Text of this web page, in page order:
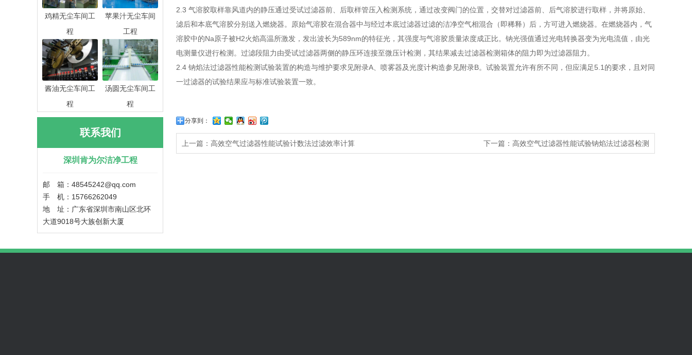
鸡精无尘车间工
程
苹果汁无尘车间
工程
酱油无尘车间工
程
汤圆无尘车间工
程
联系我们
深圳肯为尔洁净工程
邮 箱：48545242@qq.com
手 机：15766262049
地 址：广东省深圳市南山区北环
大道9018号大族创新大厦
2.3 气溶胶取样靠风道内的静压通过受试过滤器前、后取样管压入检测系统，通过改变阀门的位置，交替对过滤器前、后气溶胶进行取样，并将原始、
滤后和本底气溶胶分别送入燃烧器。原始气溶胶在混合器中与经过本底过滤器过滤的洁净空气相混合（即稀释）后，方可进入燃烧器。在燃烧器内，气
溶胶中的Na原子被H2火焰高温所激发，发出波长为589nm的特征光，其强度与气溶胶质量浓度成正比。钠光强值通过光电转换器变为光电流值，由光
电测量仪进行检测。过滤段阻力由受试过滤器两侧的静压环连接至微压计检测，其结果减去过滤器检测箱体的阻力即为过滤器阻力。
2.4 钠焰法过滤器性能检测试验装置的构造与维护要求见附录A、喷雾器及光度计构造参见附录B。试验装置允许有所不同，但应满足5.1的要求，且对同
一过滤器的试验结果应与标准试验装置一致。
分享到：
上一篇：高效空气过滤器性能试验计数法过滤效率计算 下一篇：高效空气过滤器性能试验钠焰法过滤器检测